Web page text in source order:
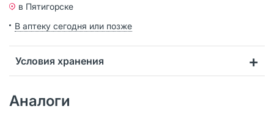
в Пятигорске
В аптеку сегодня или позже
Условия хранения
Аналоги